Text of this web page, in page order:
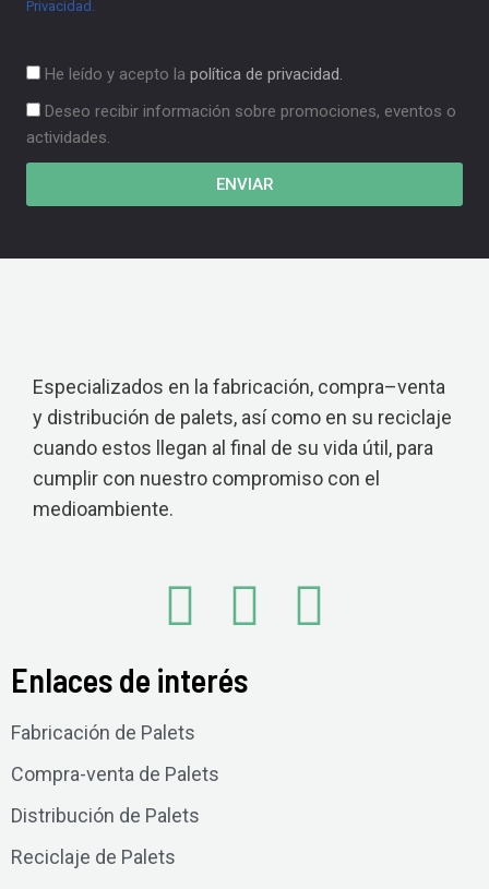
Privacidad.
He leído y acepto la política de privacidad.
Deseo recibir información sobre promociones, eventos o
actividades.
ENVIAR
Especializados en la fabricación, compra–venta
y distribución de palets, así como en su reciclaje
cuando estos llegan al final de su vida útil, para
cumplir con nuestro compromiso con el
medioambiente.
Enlaces de interés
Fabricación de Palets
Compra-venta de Palets
Distribución de Palets
Reciclaje de Palets